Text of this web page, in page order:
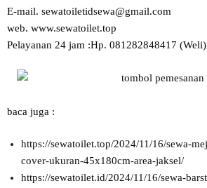
E-mail. sewatoiletidsewa@gmail.com
web. www.sewatoilet.top
Pelayanan 24 jam :Hp. 081282848417 (Weli)
baca juga :
https://sewatoilet.top/2024/11/16/sewa-
cover-ukuran-45x180cm-area-jaksel/
https://sewatoilet.id/2024/11/16/sewa-